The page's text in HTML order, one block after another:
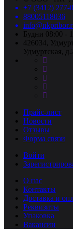
+7 (3412) 277-
88005118036
Будни 08:00 -
426034,
Удмуртская,
Прайс-лист
Новости
Отзывы
Форма связи
Войти
О нас
Контакты
Доставка и
Реквизиты
Упаковка
Вакансии